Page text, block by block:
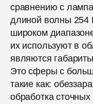
сравнению с
длиной волны 254
широком
их используют в
являются
Это сферы с
такие как:
обработка